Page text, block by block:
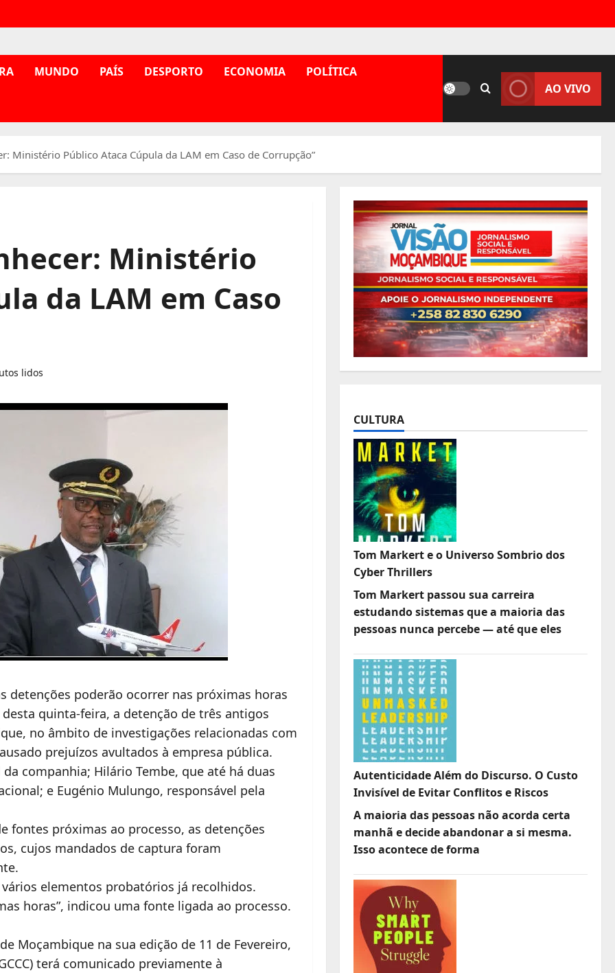
MUNDO PAÍS DESPORTO ECONOMIA POLÍTICA
AO VIVO
Ministério Público Ataca Cúpula da LAM em Caso de Corrupção”
Ministério
da LAM em Caso
lidos
detenções poderão ocorrer nas próximas horas
quinta-feira, a detenção de três antigos
no âmbito de investigações relacionadas com
prejuízos avultados à empresa pública.
companhia; Hilário Tembe, que até há duas
e Eugénio Mulungo, responsável pela
fontes próximas ao processo, as detenções
cujos mandados de captura foram
elementos probatórios já recolhidos.
horas”, indicou uma fonte ligada ao processo.
Moçambique na sua edição de 11 de Fevereiro,
terá comunicado previamente à
CULTURA
Tom Markert e o Universo Sombrio dos
Cyber Thrillers
Tom Markert passou sua carreira
estudando sistemas que a maioria das
pessoas nunca percebe — até que eles
Autenticidade Além do Discurso. O Custo
Invisível de Evitar Conflitos e Riscos
A maioria das pessoas não acorda certa
manhã e decide abandonar a si mesma.
Isso acontece de forma